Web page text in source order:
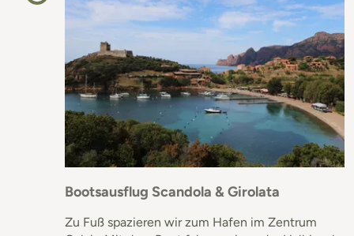
Bootsausflug Scandola & Girolata
Zu Fuß spazieren wir zum Hafen im Zentrum